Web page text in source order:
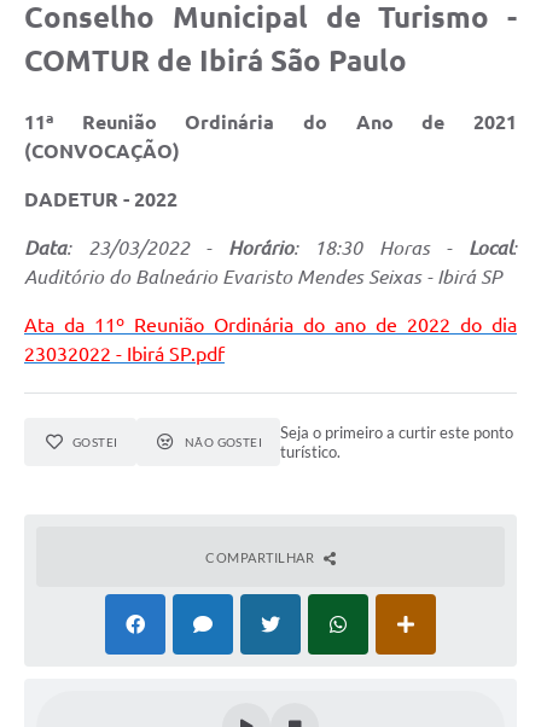
Conselho Municipal de Turismo -
COMTUR de Ibirá São Paulo
11ª Reunião Ordinária do Ano de 2021
(CONVOCAÇÃO)
DADETUR - 2022
Data: 23/03/2022 - Horário: 18:30 Horas - Local:
Auditório do Balneário Evaristo Mendes Seixas - Ibirá SP
Ata da 11º Reunião Ordinária do ano de 2022 do dia
23032022 - Ibirá SP.pdf
GOSTEI NÃO GOSTEI
Seja o primeiro a curtir este ponto
turístico.
COMPARTILHAR